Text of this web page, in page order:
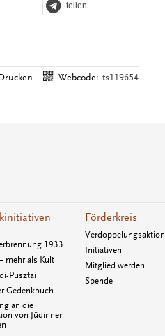
teilen
Webcode: ts119654
1933
mehr als Kult
Pusztai
Gedenkbuch
an die
von Jüdinnen
Förderkreis
Verdoppelungsaktion
Initiativen
Mitglied werden
Spende